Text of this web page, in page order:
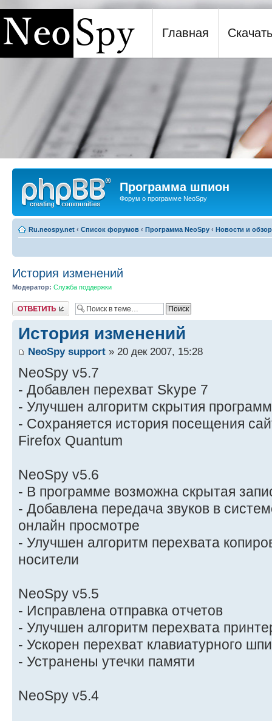
Программа шпион NeoSpy
Главная Скачать
Программа шпион
Форум о программе NeoSpy
Ru.neospy.net ‹ Список форумов ‹ Программа NeoSpy ‹ Новости и
История изменений
Модератор: Служба поддержки
Ответить
История изменений
NeoSpy support » 20 дек 2007, 15:28
NeoSpy v5.7
- Добавлен перехват Skype 7
- Улучшен алгоритм скрытия
- Сохраняется история посещения
Firefox Quantum
NeoSpy v5.6
- В программе возможна скрытая
- Добавлена передача звуков в
онлайн просмотре
- Улучшен алгоритм перехвата
носители
NeoSpy v5.5
- Исправлена отправка отчетов
- Улучшен алгоритм перехвата
- Ускорен перехват клавиатурного
- Устранены утечки памяти
NeoSpy v5.4